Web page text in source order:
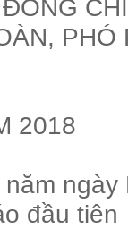
PHÓ
2018
đầu tiên